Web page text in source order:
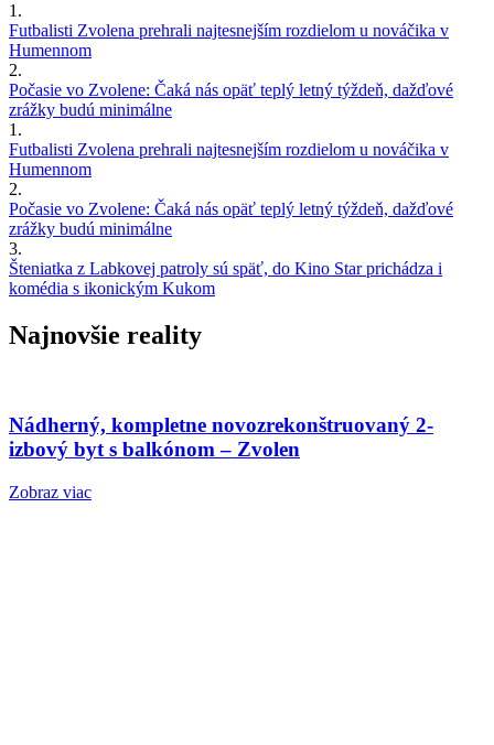
1.
Futbalisti Zvolena prehrali najtesnejším rozdielom u nováčika v
Humennom
2.
Počasie vo Zvolene: Čaká nás opäť teplý letný týždeň, dažďové
zrážky budú minimálne
1.
Futbalisti Zvolena prehrali najtesnejším rozdielom u nováčika v
Humennom
2.
Počasie vo Zvolene: Čaká nás opäť teplý letný týždeň, dažďové
zrážky budú minimálne
3.
Šteniatka z Labkovej patroly sú späť, do Kino Star prichádza i
komédia s ikonickým Kukom
Najnovšie reality
Nádherný, kompletne novozrekonštruovaný 2-
izbový byt s balkónom – Zvolen
Zobraz viac